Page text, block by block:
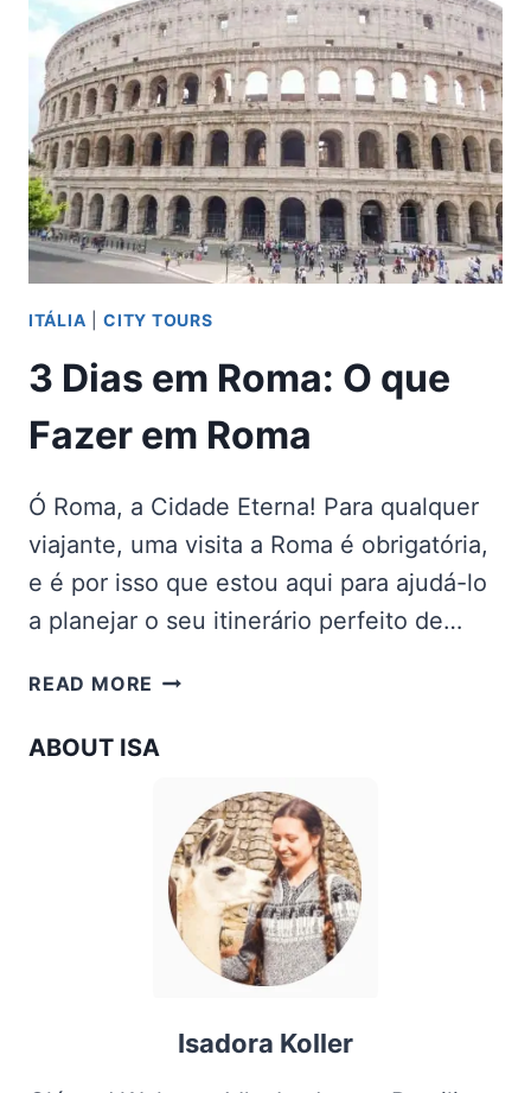
EM
FLORENÇA
ITÁLIA |CITY TOURS
3 Dias em Roma: O que
Fazer em Roma
Ó Roma, a Cidade Eterna! Para qualquer
viajante, uma visita a Roma é obrigatória,
e é por isso que estou aqui para ajudá-lo
a planejar o seu itinerário perfeito de…
READ MORE 3
EM
QUE
FAZER
EM
ROMA
ABOUT ISA
Isadora Koller